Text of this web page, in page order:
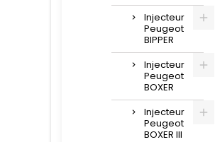
Injecteur
Peugeot
BIPPER
Injecteur
Peugeot
BOXER
Injecteur
Peugeot
BOXER III